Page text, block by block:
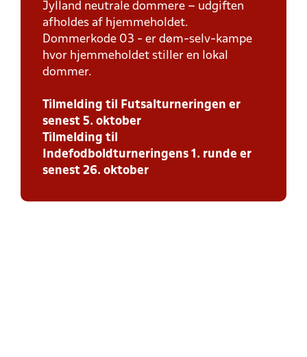
Jylland neutrale dommere – udgiften
afholdes af hjemmeholdet.
Dommerkode 03 - er døm-selv-kampe
hvor hjemmeholdet stiller en lokal
dommer.
Tilmelding til Futsalturneringen er
senest 5. oktober
Tilmelding til
Indefodboldturneringens 1. runde er
senest 26. oktober